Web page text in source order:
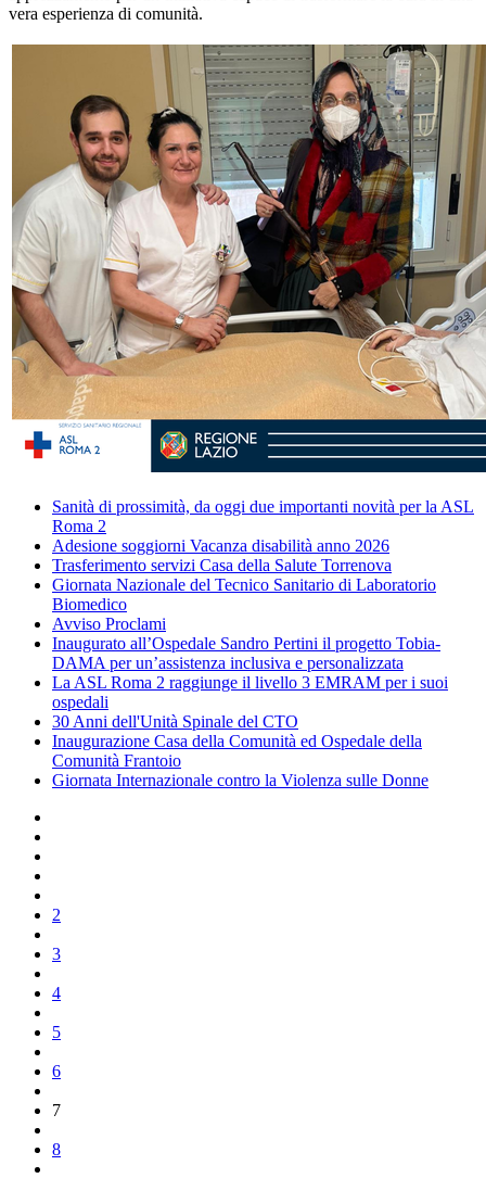
vera esperienza di comunità.
Sanità di prossimità, da oggi due importanti novità per la ASL
Roma 2
Adesione soggiorni Vacanza disabilità anno 2026
Trasferimento servizi Casa della Salute Torrenova
Giornata Nazionale del Tecnico Sanitario di Laboratorio
Biomedico
Avviso Proclami
Inaugurato all’Ospedale Sandro Pertini il progetto Tobia-
DAMA per un’assistenza inclusiva e personalizzata
La ASL Roma 2 raggiunge il livello 3 EMRAM per i suoi
ospedali
30 Anni dell'Unità Spinale del CTO
Inaugurazione Casa della Comunità ed Ospedale della
Comunità Frantoio
Giornata Internazionale contro la Violenza sulle Donne
2
3
4
5
6
7
8